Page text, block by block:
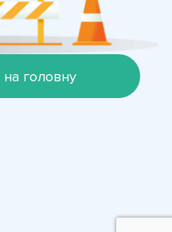
головну